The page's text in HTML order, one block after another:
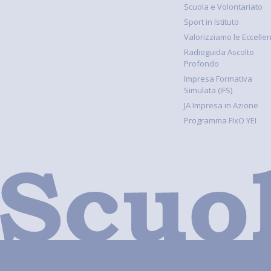
Scuola e Volontariato
Sport in Istituto
Valorizziamo le
Radioguida Ascolto
Profondo
Impresa Formativa
Simulata (IFS)
JA Impresa in Azione
Programma FIxO YEI